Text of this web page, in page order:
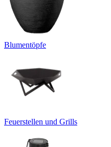
Blumentöpfe
Feuerstellen und Grills